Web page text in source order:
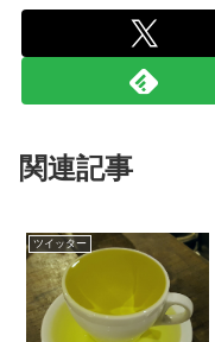
関連記事
ツイッター